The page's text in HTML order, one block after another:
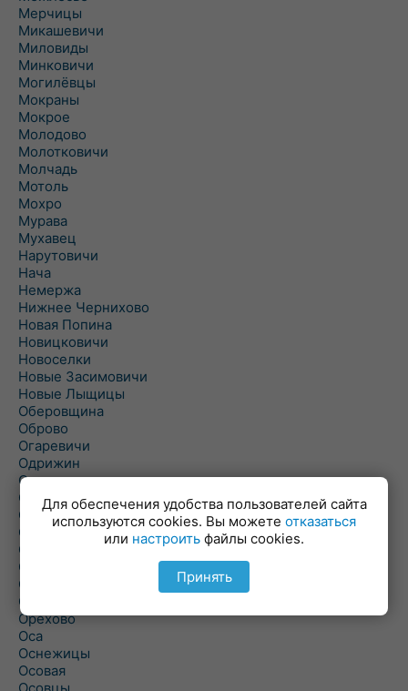
Мерчицы
Микашевичи
Миловиды
Минковичи
Могилёвцы
Мокраны
Мокрое
Молодово
Молотковичи
Молчадь
Мотоль
Мохро
Мурава
Мухавец
Нарутовичи
Нача
Немержа
Нижнее Чернихово
Новая Попина
Новицковичи
Новоселки
Новые Засимовичи
Новые Лыщицы
Оберовщина
Оброво
Огаревичи
Одрижин
Оздамичи
Озяты
Олтуш
Ольманы
Ольпень
Ольшаны
Омельная
Ополь
Орехово
Оса
Оснежицы
Осовая
Для обеспечения удобства пользователей сайта
используются cookies. Вы можете отказаться
или настроить файлы cookies.
Принять